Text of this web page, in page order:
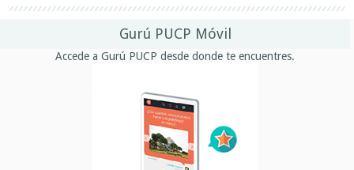
Gurú PUCP Móvil
Accede a Gurú PUCP desde donde te encuentres.